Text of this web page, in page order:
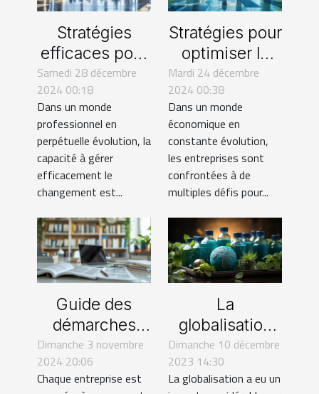
Stratégies
efficaces pour
optimiser la
gestion du
changement
en entreprise
Samedi 28 décembre
2024 00:18
Dans un monde
professionnel en
perpétuelle évolution, la
capacité à gérer
efficacement le
changement est...
Stratégies pour
optimiser la
performance et
la durabilité
des
entreprises
Mardi 24 décembre
2024 00:38
Dans un monde
économique en
constante évolution,
les entreprises sont
confrontées à de
multiples défis pour...
Guide des
démarches
légales pour
les
changements
Dimanche 3 novembre
2024 20:06
Chaque entreprise est
La
globalisation
de l'industrie
du nettoyage :
Tendances et
Dimanche 10 décembre
2023 14:30
La globalisation a eu un